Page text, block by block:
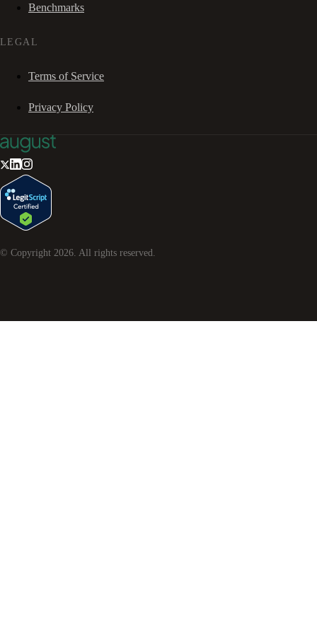
Benchmarks
LEGAL
Terms of Service
Privacy Policy
© Copyright 2026 . All rights reserved.